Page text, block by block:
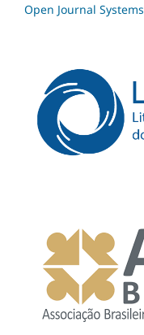
Open Journal Systems